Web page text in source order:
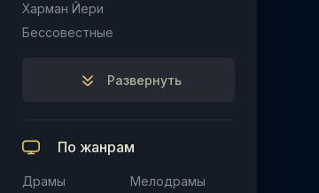
Харман Йери
Бессовестные
Развернуть
По жанрам
Драмы Мелодрамы